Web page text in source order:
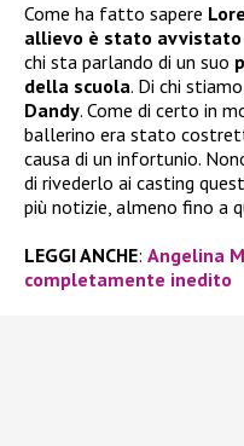
Come ha fatto sapere
allievo è stato
chi sta parlando di un suo
della scuola. Di chi
Dandy. Come di certo in
ballerino era stato
causa di un infortunio.
di rivederlo ai casting
più notizie, almeno fino a
LEGGI ANCHE: Angelina
completamente inedito